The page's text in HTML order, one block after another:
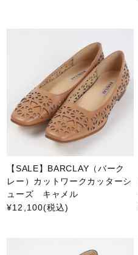
【SALE】BARCLAY（バーク
レー）カットワークカッターシ
ューズ キャメル
¥12,100(税込)